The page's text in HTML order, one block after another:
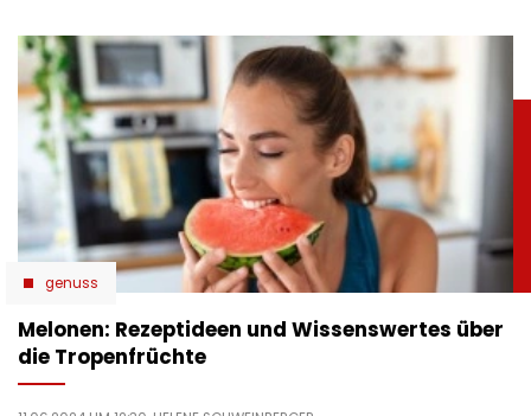
genuss
Melonen: Rezeptideen und Wissenswertes über
die Tropenfrüchte